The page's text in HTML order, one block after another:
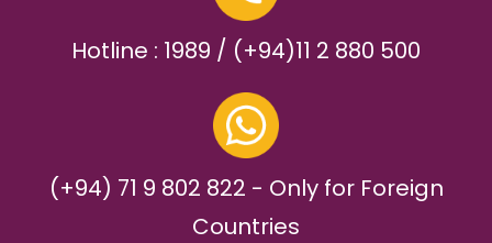
Hotline : 1989 / (+94)11 2 880 500
(+94) 71 9 802 822 - Only for Foreign
Countries